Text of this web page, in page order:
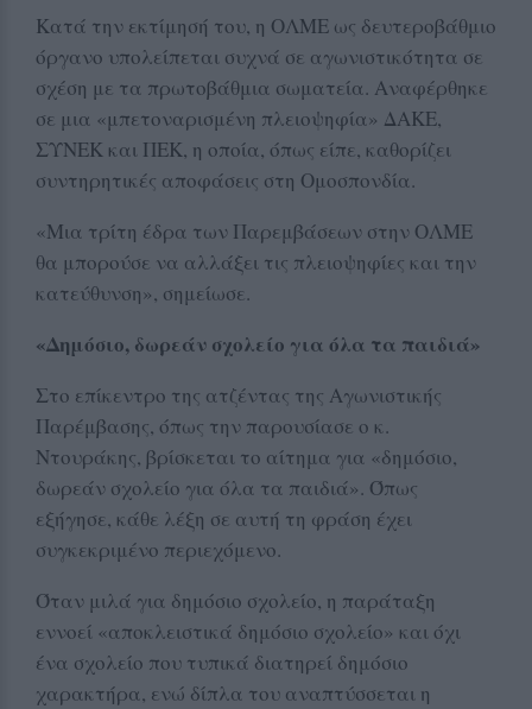
Κατά την εκτίμησή του, η ΟΛΜΕ ως δευτεροβάθμιο
όργανο υπολείπεται συχνά σε αγωνιστικότητα σε
σχέση με τα πρωτοβάθμια σωματεία. Αναφέρθηκε
σε μια «μπετοναρισμένη πλειοψηφία» ΔΑΚΕ,
ΣΥΝΕΚ και ΠΕΚ, η οποία, όπως είπε, καθορίζει
συντηρητικές αποφάσεις στη Ομοσπονδία.
«Μια τρίτη έδρα των Παρεμβάσεων στην ΟΛΜΕ
θα μπορούσε να αλλάξει τις πλειοψηφίες και την
κατεύθυνση», σημείωσε.
«Δημόσιο, δωρεάν σχολείο για όλα τα παιδιά»
Στο επίκεντρο της ατζέντας της Αγωνιστικής
Παρέμβασης, όπως την παρουσίασε ο κ.
Ντουράκης, βρίσκεται το αίτημα για «δημόσιο,
δωρεάν σχολείο για όλα τα παιδιά». Όπως
εξήγησε, κάθε λέξη σε αυτή τη φράση έχει
συγκεκριμένο περιεχόμενο.
Όταν μιλά για δημόσιο σχολείο, η παράταξη
εννοεί «αποκλειστικά δημόσιο σχολείο» και όχι
ένα σχολείο που τυπικά διατηρεί δημόσιο
χαρακτήρα, ενώ δίπλα του αναπτύσσεται η